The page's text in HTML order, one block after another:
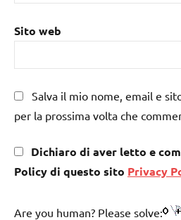
Sito web
Salva il mio nome, email e
per la prossima volta che
Dichiaro di aver letto e
Policy di questo sito Privacy
Are you human? Please solve: